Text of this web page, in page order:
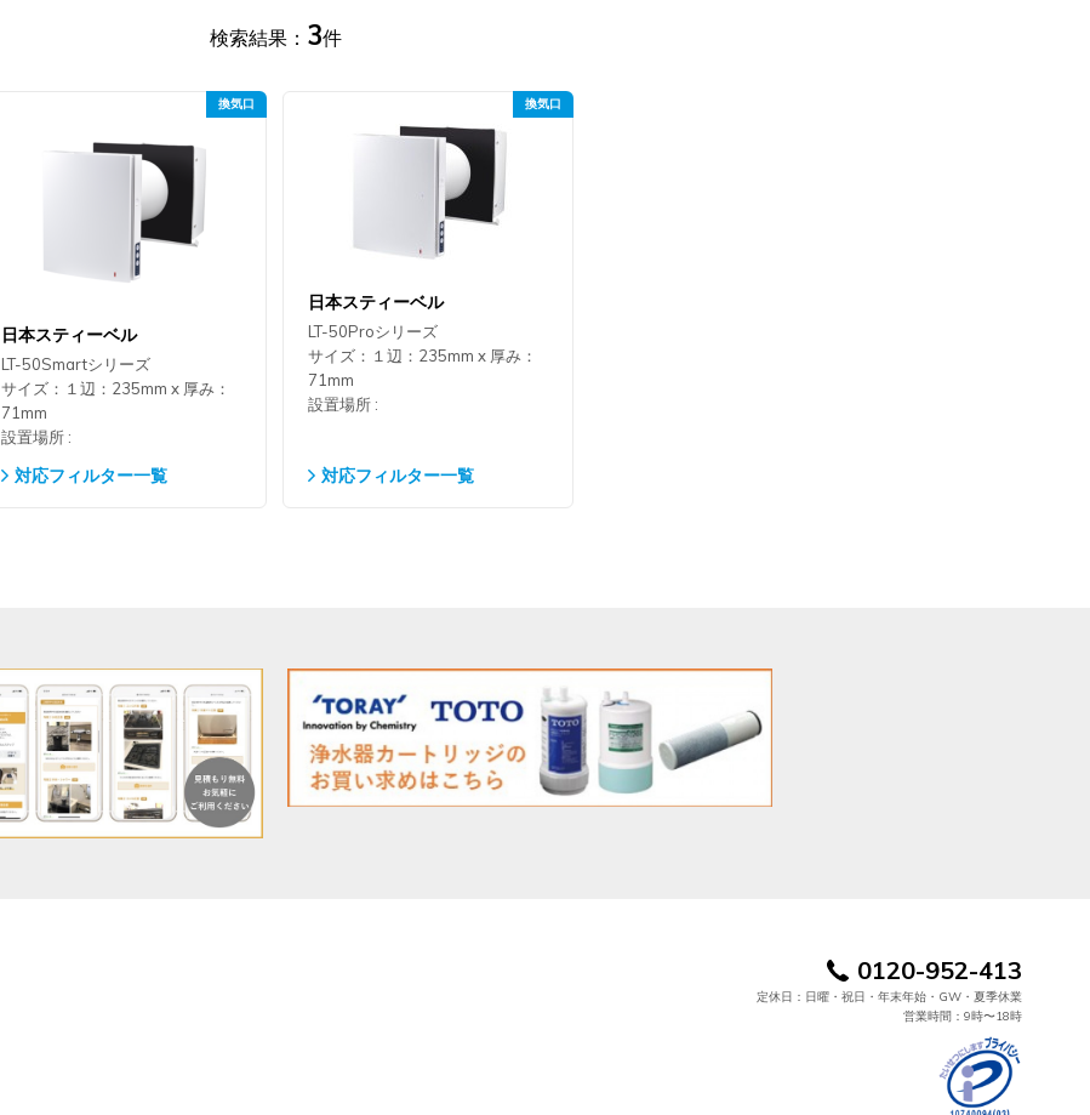
検索結果： 3件
日本スティーベル
LT-50Smartシリーズ
サイズ：１辺：235mm x 厚み：
71mm
設置場所 :
対応フィルター一覧
日本スティーベル
LT-50Proシリーズ
サイズ：１辺：235mm x 厚み：
71mm
設置場所 :
対応フィルター一覧
0120-952-413
定休日：日曜・祝日・年末年始・GW・夏季休業
営業時間：9時〜18時